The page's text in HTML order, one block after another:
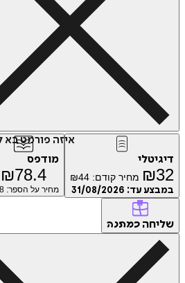
איזה פורמט בא
דיגיטלי
₪32 מחיר קודם: ₪44
במבצע עד: 31/08/2026
מודפס
₪78.4
מחיר על הספר: ₪
שליחה כמתנה